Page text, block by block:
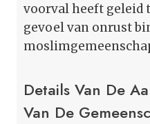
voorval heeft geleid
gevoel van onrust
Details Van De
Van De